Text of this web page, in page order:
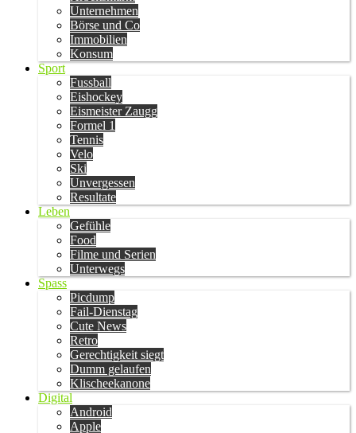
Unternehmen
Börse und Co
Immobilien
Konsum
Sport
Fussball
Eishockey
Eismeister Zaugg
Formel 1
Tennis
Velo
Ski
Unvergessen
Resultate
Leben
Gefühle
Food
Filme und Serien
Unterwegs
Spass
Picdump
Fail-Dienstag
Cute News
Retro
Gerechtigkeit siegt
Dumm gelaufen
Klischeekanone
Digital
Android
Apple